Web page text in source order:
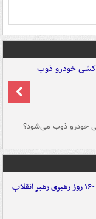
خودرو ذوب می‌شود؟